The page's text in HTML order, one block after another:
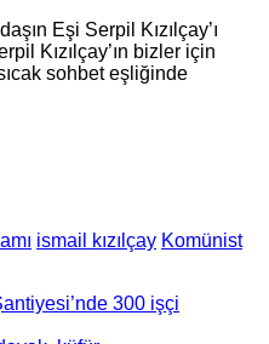
Eşi Serpil Kızılçay’ı
Kızılçay’ın bizler için
sohbet eşliğinde
ismail kızılçay Komünist
300 işçi